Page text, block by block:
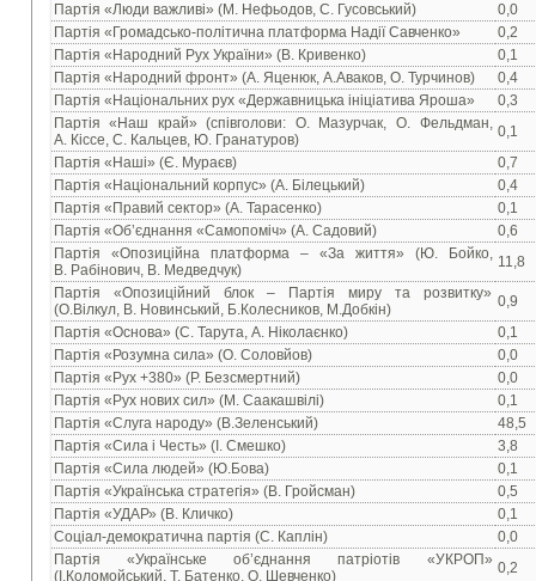
Партія «Люди важливі» (М. Нефьодов, С. Гусовський)
0,0
Партія «Громадсько-політична платформа Надії Савченко»
0,2
Партія «Народний Рух України» (В. Кривенко)
0,1
Партія «Народний фронт» (А. Яценюк, А.Аваков, О. Турчинов)
0,4
Партія «Національних рух «Державницька ініціатива Яроша»
0,3
Партія «Наш край» (співголови: О. Мазурчак, О. Фельдман,
А. Кіссе, С. Кальцев, Ю. Гранатуров)
0,1
Партія «Наші» (Є. Мураєв)
0,7
Партія «Національний корпус» (А. Білецький)
0,4
Партія «Правий сектор» (А. Тарасенко)
0,1
Партія «Об’єднання «Самопоміч» (А. Садовий)
0,6
Партія «Опозиційна платформа – «За життя» (Ю. Бойко,
В. Рабінович, В. Медведчук)
11,8
Партія «Опозиційний блок – Партія миру та розвитку»
(О.Вілкул, В. Новинський, Б.Колесников, М.Добкін)
0,9
Партія «Основа» (С. Тарута, А. Ніколаєнко)
0,1
Партія «Розумна сила» (О. Соловйов)
0,0
Партія «Рух +380» (Р. Безсмертний)
0,0
Партія «Рух нових сил» (М. Саакашвілі)
0,1
Партія «Слуга народу» (В.Зеленський)
48,5
Партія «Сила і Честь» (І. Смешко)
3,8
Партія «Сила людей» (Ю.Бова)
0,1
Партія «Українська стратегія» (В. Гройсман)
0,5
Партія «УДАР» (В. Кличко)
0,1
Соціал-демократична партія (С. Каплін)
0,0
Партія «Українське об’єднання патріотів «УКРОП»
(І.Коломойський, Т. Батенко, О. Шевченко)
0,2